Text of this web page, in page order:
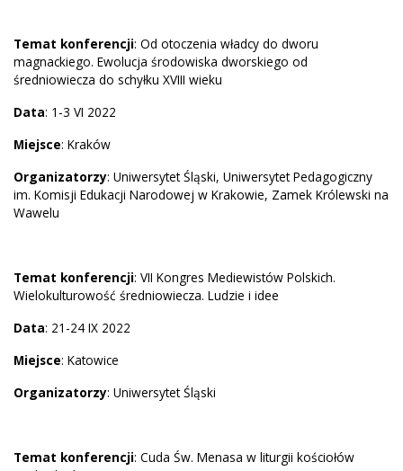
Temat konferencji: Od otoczenia władcy do dworu
magnackiego. Ewolucja środowiska dworskiego od
średniowiecza do schyłku XVIII wieku
Data: 1-3 VI 2022
Miejsce: Kraków
Organizatorzy: Uniwersytet Śląski, Uniwersytet Pedagogiczny
im. Komisji Edukacji Narodowej w Krakowie, Zamek Królewski na
Wawelu
Temat konferencji: VII Kongres Mediewistów Polskich.
Wielokulturowość średniowiecza. Ludzie i idee
Data: 21-24 IX 2022
Miejsce: Katowice
Organizatorzy: Uniwersytet Śląski
Temat konferencji: Cuda Św. Menasa w liturgii kościołów